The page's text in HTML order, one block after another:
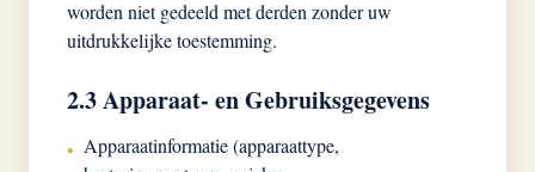
worden niet gedeeld met derden zonder uw
uitdrukkelijke toestemming.
2.3 Apparaat- en Gebruiksgegevens
• Apparaatinformatie (apparaattype,